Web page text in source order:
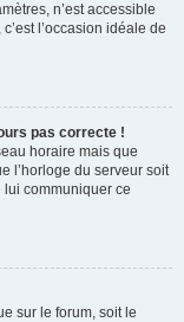
n’est accessible
l’occasion idéale de
pas correcte !
horaire mais que
l’horloge du serveur soit
communiquer ce
sur le forum, soit le